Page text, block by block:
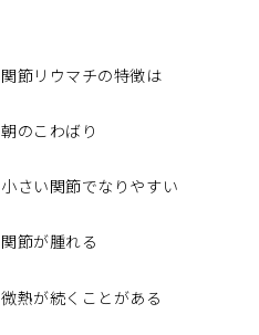
関節リウマチの特徴は
朝のこわばり
小さい関節でなりやすい
関節が腫れる
微熱が続くことがある